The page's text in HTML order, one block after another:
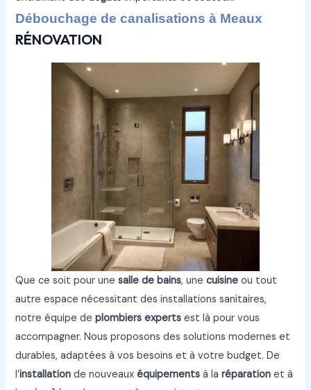
Débouchage de canalisations à Meaux
RÉNOVATION
Que ce soit pour unesalle de bains, unecuisine ou tout
autre espace nécessitant des installations sanitaires,
notre équipe deplombiers experts est là pour vous
accompagner. Nous proposons des solutions modernes et
durables, adaptées à vos besoins et à votre budget. De
l’installation de nouveauxéquipements à laréparation et à